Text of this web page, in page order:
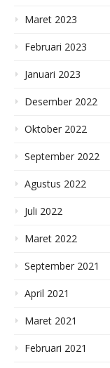
Maret 2023
Februari 2023
Januari 2023
Desember 2022
Oktober 2022
September 2022
Agustus 2022
Juli 2022
Maret 2022
September 2021
April 2021
Maret 2021
Februari 2021